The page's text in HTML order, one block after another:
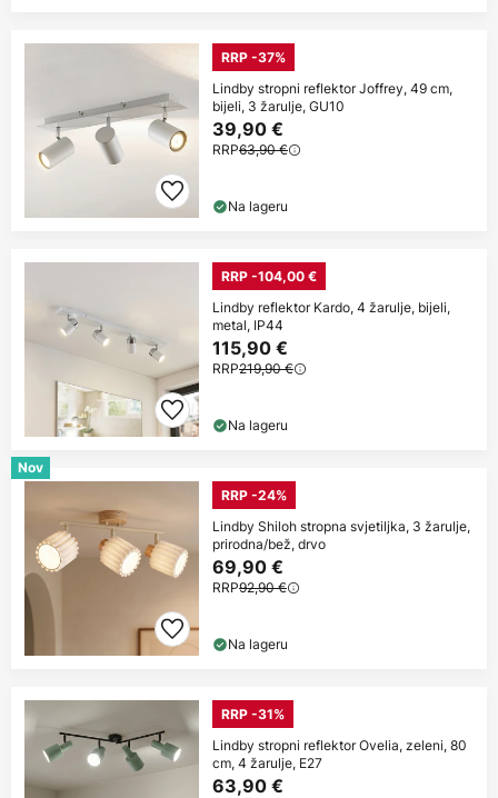
RRP -37%
Lindby stropni reflektor Joffrey, 49 cm,
bijeli, 3 žarulje, GU10
39,90 €
RRP63,90 €
Na lageru
RRP -104,00 €
Lindby reflektor Kardo, 4 žarulje, bijeli,
metal, IP44
115,90 €
RRP219,90 €
Na lageru
Nov
RRP -24%
Lindby Shiloh stropna svjetiljka, 3 žarulje,
prirodna/bež, drvo
69,90 €
RRP92,90 €
Na lageru
RRP -31%
Lindby stropni reflektor Ovelia, zeleni, 80
cm, 4 žarulje, E27
63,90 €